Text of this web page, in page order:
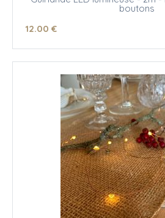
boutons
12.00 €